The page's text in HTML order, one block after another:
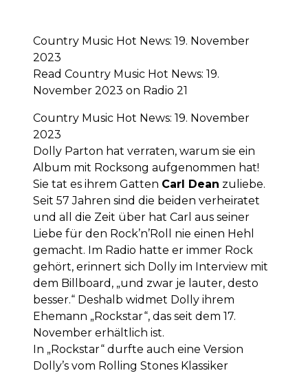
Country Music Hot News: 19. November
2023
Read Country Music Hot News: 19.
November 2023 on Radio 21
Country Music Hot News: 19. November
2023
Dolly Parton hat verraten, warum sie ein
Album mit Rocksong aufgenommen hat!
Sie tat es ihrem Gatten Carl Dean zuliebe.
Seit 57 Jahren sind die beiden verheiratet
und all die Zeit über hat Carl aus seiner
Liebe für den Rock’n’Roll nie einen Hehl
gemacht. Im Radio hatte er immer Rock
gehört, erinnert sich Dolly im Interview mit
dem Billboard, „und zwar je lauter, desto
besser.“ Deshalb widmet Dolly ihrem
Ehemann „Rockstar“, das seit dem 17.
November erhältlich ist.
In „Rockstar“ durfte auch eine Version
Dolly’s vom Rolling Stones Klassiker